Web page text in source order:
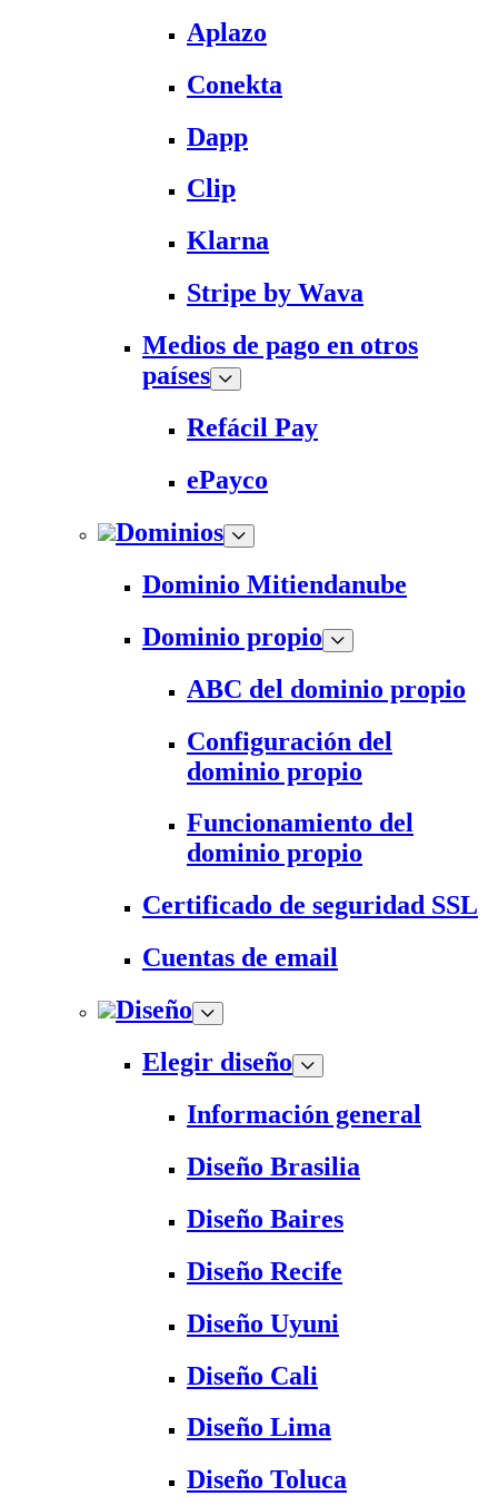
Aplazo
Conekta
Dapp
Clip
Klarna
Stripe by Wava
Medios de pago en otros
países
Refácil Pay
ePayco
Dominios
Dominio Mitiendanube
Dominio propio
ABC del dominio propio
Configuración del
dominio propio
Funcionamiento del
dominio propio
Certificado de seguridad SSL
Cuentas de email
Diseño
Elegir diseño
Información general
Diseño Brasilia
Diseño Baires
Diseño Recife
Diseño Uyuni
Diseño Cali
Diseño Lima
Diseño Toluca